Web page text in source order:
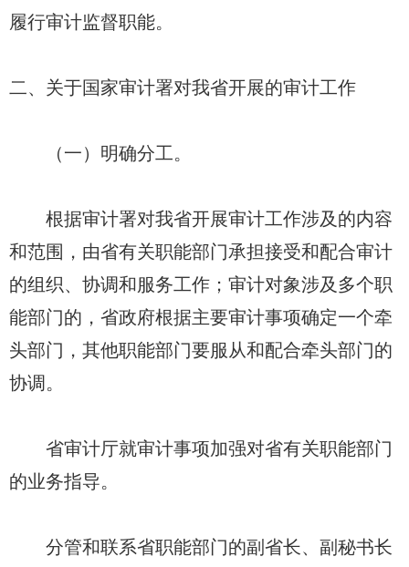
履行审计监督职能。
二、关于国家审计署对我省开展的审计工作
（一）明确分工。
根据审计署对我省开展审计工作涉及的内容
和范围，由省有关职能部门承担接受和配合审计
的组织、协调和服务工作；审计对象涉及多个职
能部门的，省政府根据主要审计事项确定一个牵
头部门，其他职能部门要服从和配合牵头部门的
协调。
省审计厅就审计事项加强对省有关职能部门
的业务指导。
分管和联系省职能部门的副省长、副秘书长